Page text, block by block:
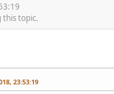
this topic.
23:53:19